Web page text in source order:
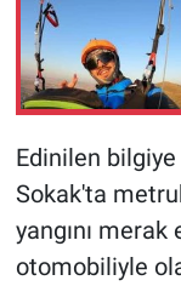
Edinilen
Sokak'ta
yangını merak
otomobiliyle